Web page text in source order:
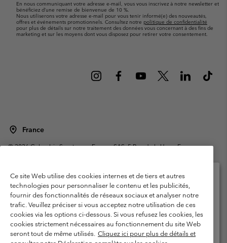
En nous communiquant votre adresse e-mail, vous vous inscrivez à notre newsletter et
bénéficiez d’une remise de bienvenue de 10 %.
Nous utiliserons votre adresse e-mail pour vous tenir informé(e) des nouveautés,
offres et événements promotionnels. Consultez notre politique de confidentialité
pour plus de détails sur notre traitement des données vous concernant à des fins de
marketing et sur les moyens dont vous disposez pour retirer votre consentement.
France
©2026Columbia Sportswear Europe SAS. 5 Rue de la Haye, Espace
Garanties Légales
Politique de confidentialité
Conditions d'utilisation - Membres
Conditions D'utilisation - Contenu généré par l'utilisateur
Impressum
Cookies
Public CBCR
Ce site Web utilise des cookies internes et de tiers et autres
technologies pour personnaliser le contenu et les publicités,
fournir des fonctionnalités de réseaux sociaux et analyser notre
trafic. Veuillez préciser si vous acceptez notre utilisation de ces
cookies via les options ci-dessous. Si vous refusez les cookies, les
cookies strictement nécessaires au fonctionnement du site Web
seront tout de même utilisés. Cliquez ici pour plus de détails et
Veuillez sélectionner votre pays d’expédition et
votre langue
Achats en ligne disponibles